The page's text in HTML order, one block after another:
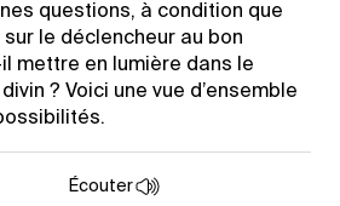
questions, à condition que
sur le déclencheur au bon
mettre en lumière dans le
? Voici une vue d’ensemble
Écouter